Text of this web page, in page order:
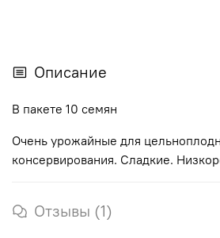
Описание
В пакете 10 семян
Очень урожайные для
консервирования. Сладкие.
Отзывы (1)